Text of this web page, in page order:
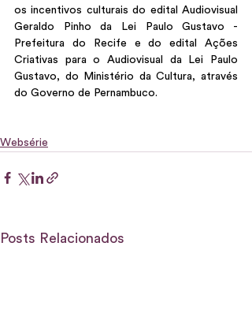
os incentivos culturais do edital Audiovisual
Geraldo Pinho da Lei Paulo Gustavo -
Prefeitura do Recife e do edital Ações
Criativas para o Audiovisual da Lei Paulo
Gustavo, do Ministério da Cultura, através
do Governo de Pernambuco.
Websérie
Posts Relacionados